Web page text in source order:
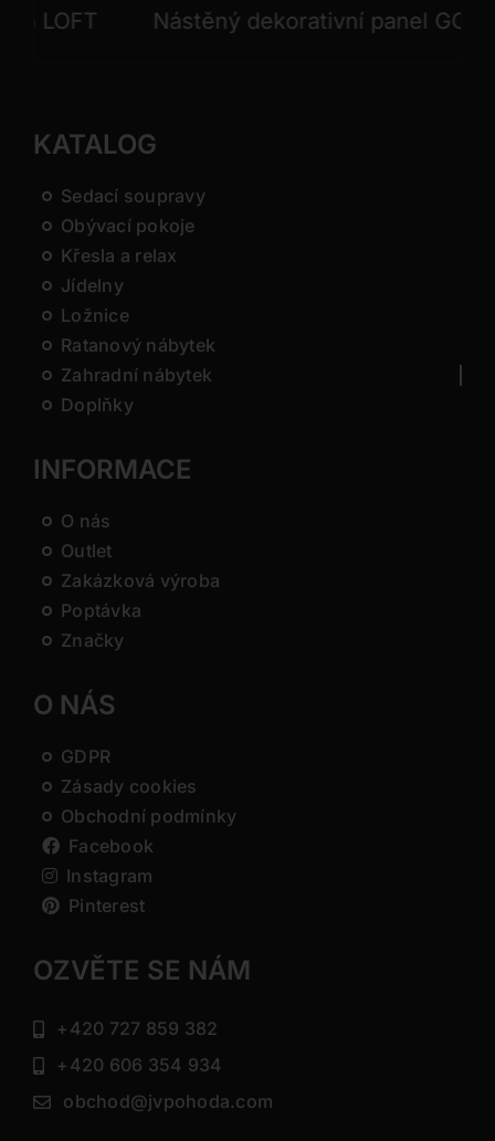
Nástěný dekorativní panel GONG
KATALOG
Sedací soupravy
Obývací pokoje
Křesla a relax
Jídelny
Ložnice
Ratanový nábytek
Zahradní nábytek
Doplňky
INFORMACE
O nás
Outlet
Zakázková výroba
Poptávka
Značky
O NÁS
GDPR
Zásady cookies
Obchodní podmínky
Facebook
Instagram
Pinterest
OZVĚTE SE NÁM
+420 727 859 382
+420 606 354 934
obchod@jvpohoda.com